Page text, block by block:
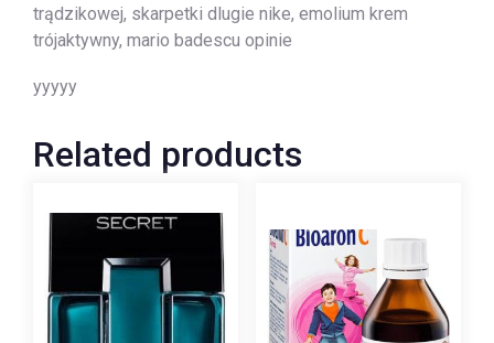
trądzikowej, skarpetki dlugie nike, emolium krem
trójaktywny, mario badescu opinie
yyyyy
Related products